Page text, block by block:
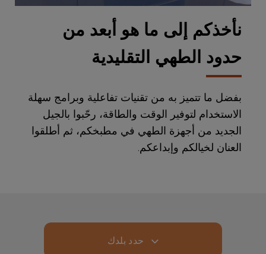
نأخذكم إلى ما هو أبعد من
حدود الطهي التقليدية
بفضل ما تتميز به من تقنيات تفاعلية وبرامج سهلة
الاستخدام لتوفير الوقت والطاقة، رحّبوا بالجيل
الجديد من أجهزة الطهي في مطبخكم، ثم أطلقوا
العنان لخيالكم وإبداعكم.
حدد بلدك